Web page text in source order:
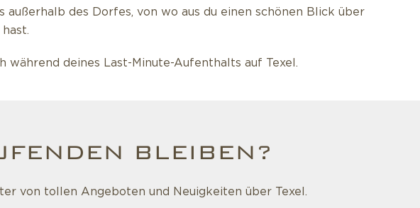
des Dorfes, von wo aus du einen schönen Blick über
deines Last-Minute-Aufenthalts auf Texel.
BLEIBEN?
von tollen Angeboten und Neuigkeiten über Texel.